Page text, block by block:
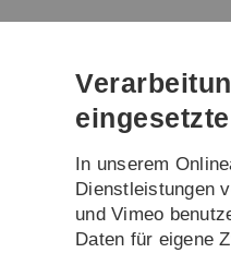
Forschung
In unserem
Dienstleistungen
und Vimeo
Daten für eigene